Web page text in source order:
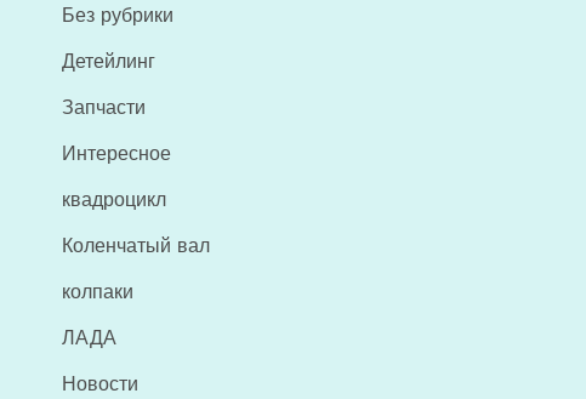
Без рубрики
Детейлинг
Запчасти
Интересное
квадроцикл
Коленчатый вал
колпаки
ЛАДА
Новости